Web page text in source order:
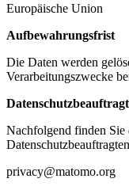
Europäische Union
Aufbewahrungsfrist
Die Daten werden
Verarbeitungszwecke
Nachfolgend finden
privacy@matomo.org